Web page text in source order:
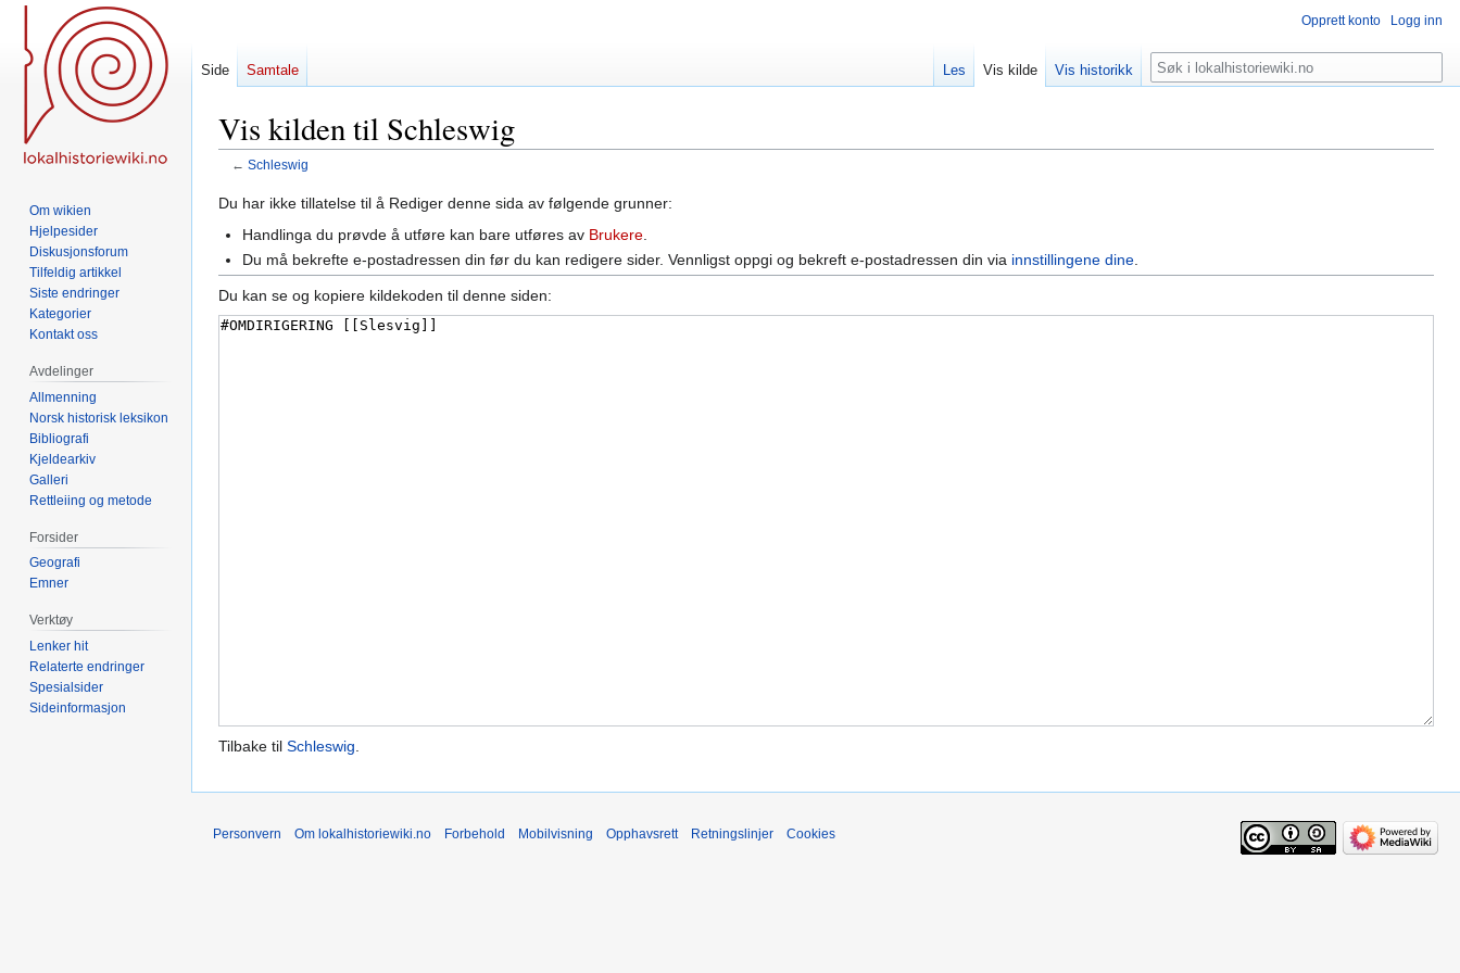
Vis kilden til Schleswig
← Schleswig
Hopp
navigering
Hopp
Du har ikke tillatelse til å Rediger denne sida av følgende grunner:
Handlinga du prøvde å utføre kan bare utføres av Brukere
Du må bekrefte e-postadressen din før du kan redigere sider. Vennligst oppgi og bekreft e-postadressen din via innstillingene dine
Du kan se og kopiere kildekoden til denne siden:
Tilbake til Schleswig.
Opprett konto Logg inn
Side Samtale Les Vis kilde Vis historikk Søk
Om wikien
Hjelpesider
Diskusjonsforum
Tilfeldig artikkel
Siste endringer
Kategorier
Kontakt oss
Avdelinger
Allmenning
Norsk historisk leksikon
Bibliografi
Kjeldearkiv
Galleri
Rettleiing og metode
Forsider
Geografi
Emner
Verktøy
Lenker hit
Relaterte endringer
Spesialsider
Sideinformasjon
Personvern Om lokalhistoriewiki.no Forbehold Mobilvisning Opphavsrett Retningslinjer Cookies